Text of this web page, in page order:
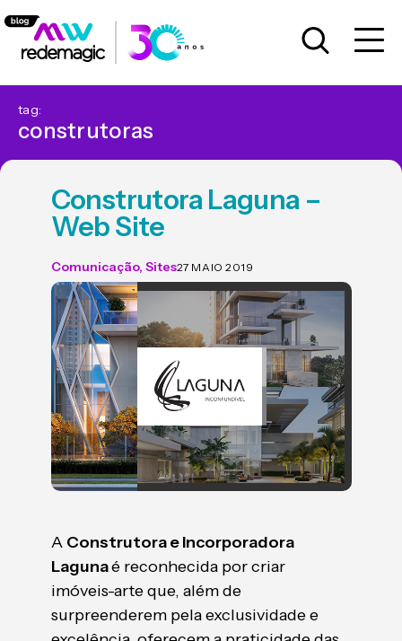
tag:
construtoras
Construtora Laguna –
Web Site
Comunicação, Sites27 MAIO 2019
A Construtora e Incorporadora
Lagunaé reconhecida por criar
imóveis-arte que, além de
surpreenderem pela exclusividade e